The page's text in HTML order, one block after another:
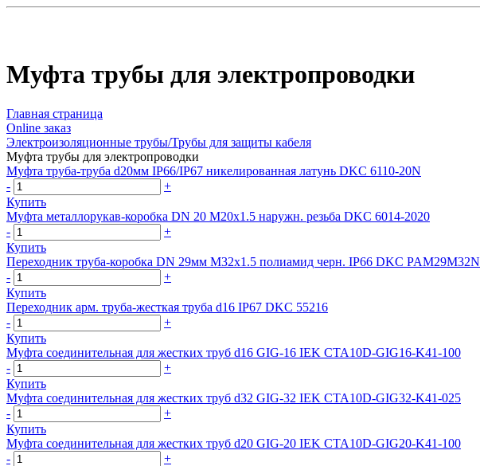
Муфта трубы для электропроводки
Главная страница
Оnline заказ
Электроизоляционные трубы/Трубы для защиты кабеля
Муфта трубы для электропроводки
Муфта труба-труба d20мм IP66/IP67 никелированная латунь DKC 6110-20N
-
+
Купить
Муфта металлорукав-коробка DN 20 М20х1.5 наружн. резьба DKC 6014-2020
-
+
Купить
Переходник труба-коробка DN 29мм М32х1.5 полиамид черн. IP66 DKC PAM29M32N
-
+
Купить
Переходник арм. труба-жесткая труба d16 IP67 DKC 55216
-
+
Купить
Муфта соединительная для жестких труб d16 GIG-16 IEK CTA10D-GIG16-K41-100
-
+
Купить
Муфта соединительная для жестких труб d32 GIG-32 IEK CTA10D-GIG32-K41-025
-
+
Купить
Муфта соединительная для жестких труб d20 GIG-20 IEK CTA10D-GIG20-K41-100
-
+